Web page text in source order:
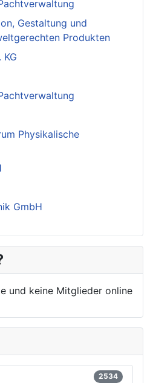
Gestaltung und
Produkten
Physikalische
GmbH
und keine Mitglieder online
2534